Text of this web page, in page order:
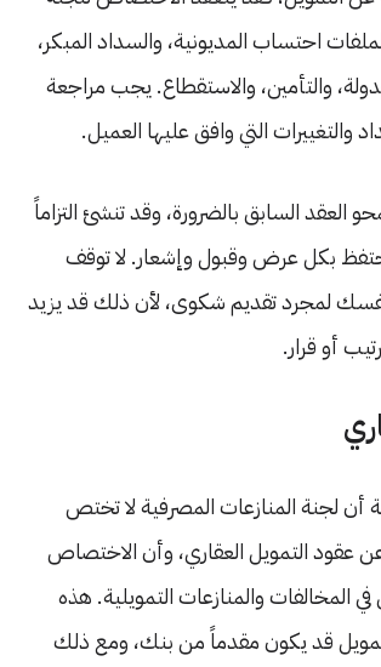
احتساب المديونية، والسداد المبكر،
والتأمين، والاستقطاع. يجب مراجعة
والتغييرات التي وافق عليها العميل.
العقد السابق بالضرورة، وقد تنشئ التزاماً
بكل عرض وقبول وإشعار. لا توقف
لمجرد تقديم شكوى، لأن ذلك قد يزيد
أو قرار.
أن لجنة المنازعات المصرفية لا تختص
عقود التمويل العقاري، وأن الاختصاص
المخالفات والمنازعات التمويلية. هذه
قد يكون مقدماً من بنك، ومع ذلك